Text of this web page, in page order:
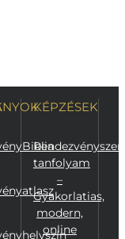
KÉPZÉSEK
tanfolyam
–
Gyakorlatias,
modern,
online